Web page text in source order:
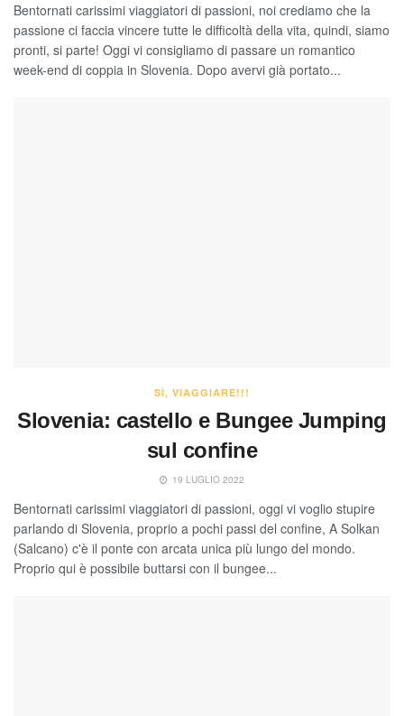
Bentornati carissimi viaggiatori di passioni, noi crediamo che la
passione ci faccia vincere tutte le difficoltà della vita, quindi, siamo
pronti, si parte! Oggi vi consigliamo di passare un romantico
week-end di coppia in Slovenia. Dopo avervi già portato...
SÌ, VIAGGIARE!!!
Slovenia: castello e Bungee Jumping
sul confine
19 LUGLIO 2022
Bentornati carissimi viaggiatori di passioni, oggi vi voglio stupire
parlando di Slovenia, proprio a pochi passi del confine, A Solkan
(Salcano) c'è il ponte con arcata unica più lungo del mondo.
Proprio qui è possibile buttarsi con il bungee...